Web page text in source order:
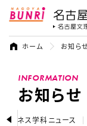
名古屋
よく検索されているキーワ
ホーム お知らせ
INFORMATION
お知らせ
ビジネス学科ニュース